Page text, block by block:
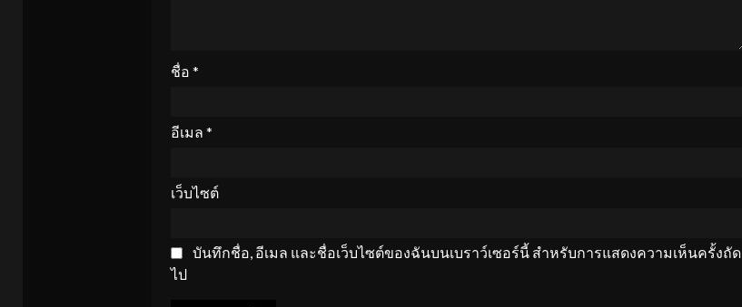
ชื่อ *
อีเมล *
เว็บไซต์
บันทึกชื่อ, อีเมล และชื่อเว็บไซต์ของฉันบนเบราว์เซอร์นี้ สำหรับการแสดงความเห็นครั้งถัด
ไป